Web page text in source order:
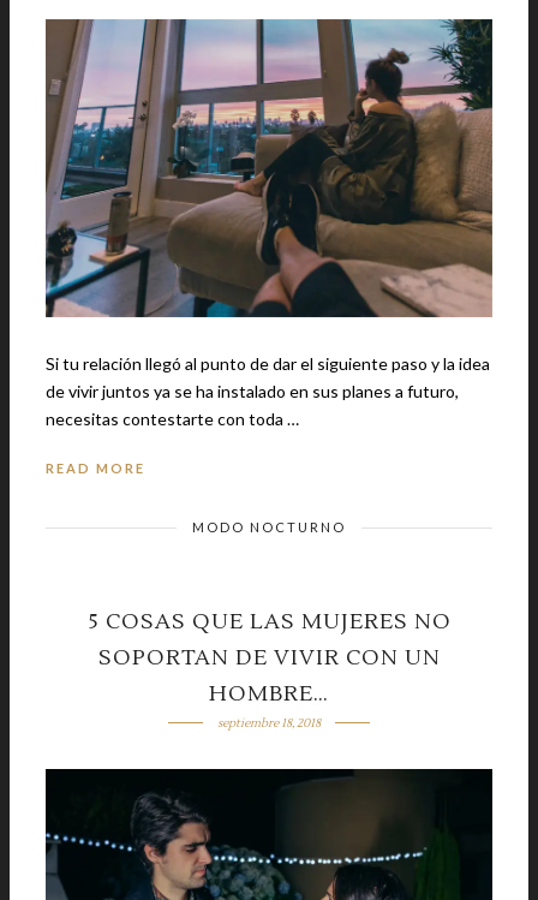
Si tu relación llegó al punto de dar el siguiente paso y la idea
de vivir juntos ya se ha instalado en sus planes a futuro,
necesitas contestarte con toda …
READ MORE
MODO NOCTURNO
5 COSAS QUE LAS MUJERES NO
SOPORTAN DE VIVIR CON UN
HOMBRE…
septiembre 18, 2018